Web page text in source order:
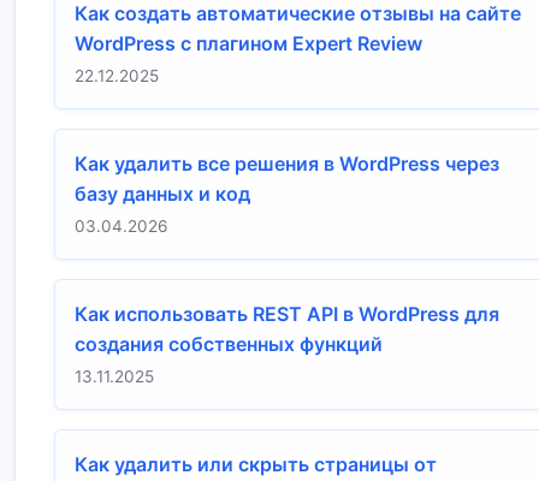
Как создать автоматические отзывы на сайте
WordPress с плагином Expert Review
22.12.2025
Как удалить все решения в WordPress через
базу данных и код
03.04.2026
Как использовать REST API в WordPress для
создания собственных функций
13.11.2025
Как удалить или скрыть страницы от